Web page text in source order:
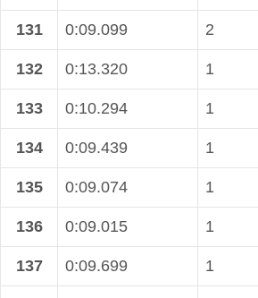
131 0:09.099 2
132 0:13.320 1
133 0:10.294 1
134 0:09.439 1
135 0:09.074 1
136 0:09.015 1
137 0:09.699 1